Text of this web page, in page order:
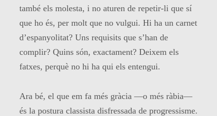
també els molesta, i no aturen de repetir-li que sí
que ho és, per molt que no vulgui. Hi ha un carnet
d’espanyolitat? Uns requisits que s’han de
complir? Quins són, exactament? Deixem els
fatxes, perquè no hi ha qui els entengui.
Ara bé, el que em fa més gràcia —o més ràbia—
és la postura classista disfressada de progressisme.